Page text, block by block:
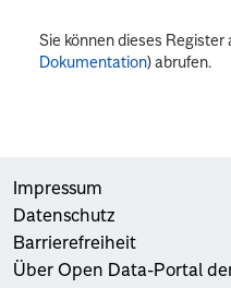
Sie können dieses Register
Dokumentation) abrufen.
Impressum
Datenschutz
Barrierefreiheit
Über Open Data-Portal